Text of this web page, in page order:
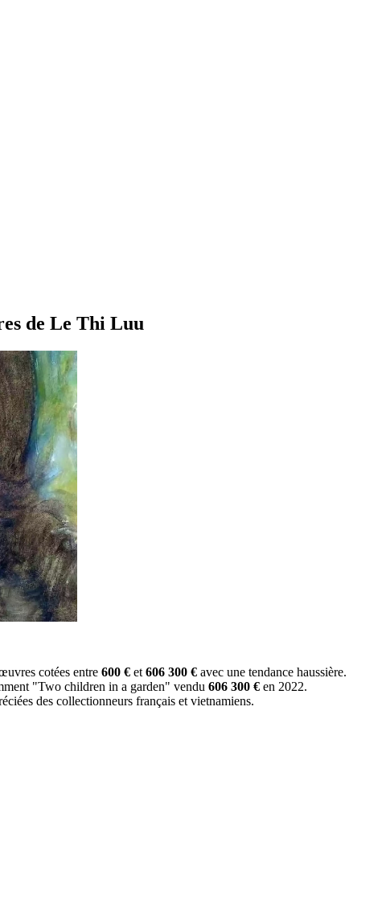
de Le Thi Luu
cotées entre 600 € et 606 300 € avec une tendance haussière.
"Two children in a garden" vendu 606 300 € en 2022.
des collectionneurs français et vietnamiens.